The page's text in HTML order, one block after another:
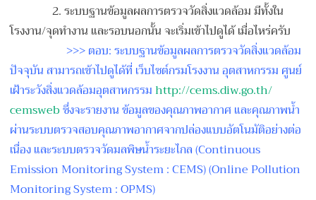
2. ระบบฐานข้อมูลผลการตรวจวัดสิ่งแวดล้อม มีทั้งใน
โรงงาน/จุดทำงาน และรอบนอกนั้น จะเริ่มเข้าไปดูได้ เมื่อไหร่ครับ
>>> ตอบ: ระบบฐานข้อมูลผลการตรวจวัดสิ่งแวดล้อม
ปัจจุบัน สามารถเข้าไปดูได้ที่ เว็บไซต์กรมโรงงาน อุตสาหกรรม ศูนย์
เฝ้าระวังสิ่งแวดล้อมอุตสาหกรรมhttp://cems.diw.go.th/
cemswebซึ่งจะรายงาน ข้อมูลของคุณภาพอากาศ และคุณภาพน้ำ
ผ่านระบบตรวจสอบคุณภาพอากาศจากปล่องแบบอัตโนมัติอย่างต่อ
เนื่อง และระบบตรวจวัดมลพิษน้ำระยะไกล (Continuous
Emission Monitoring System : CEMS) (Online Pollution
Monitoring System : OPMS)